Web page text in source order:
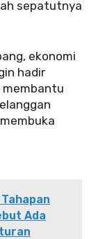
sepatutnya
ekonomi
hadir
membantu
Ada